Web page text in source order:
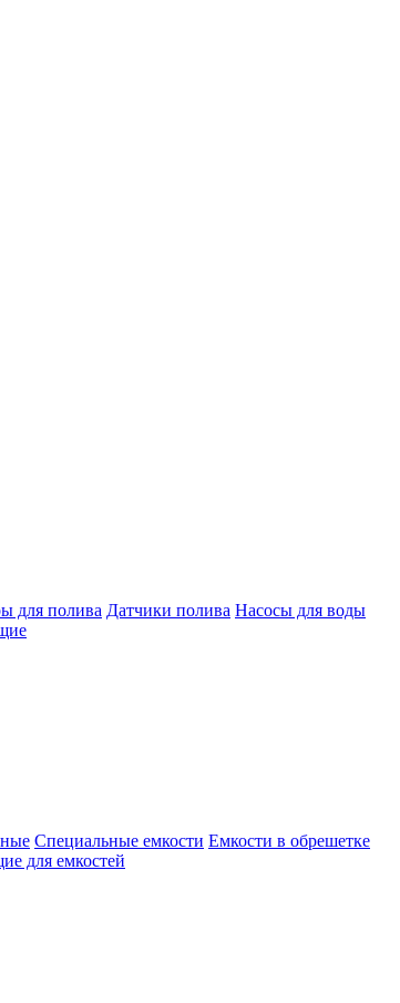
для полива Датчики полива Насосы для воды
Специальные емкости Емкости в обрешетке
для емкостей